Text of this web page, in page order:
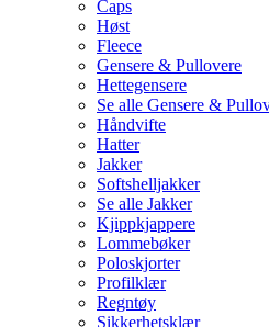
Caps
Høst
Fleece
Gensere & Pullovere
Hettegensere
Se alle Gensere &
Håndvifte
Hatter
Jakker
Softshelljakker
Se alle Jakker
Kjippkjappere
Lommebøker
Poloskjorter
Profilklær
Regntøy
Sikkerhetsklær